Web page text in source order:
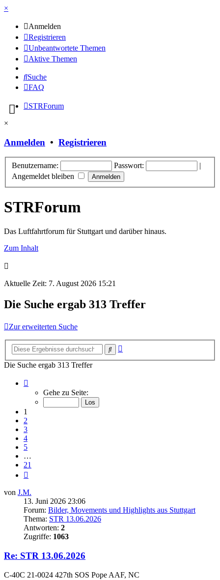
×
Anmelden
Registrieren
Unbeantwortete Themen
Aktive Themen
Suche
FAQ
STRForum
×
Anmelden • Registrieren
Benutzername: Passwort:
|
Angemeldet bleiben
STRForum
Das Luftfahrtforum für Stuttgart und darüber hinaus.
Zum Inhalt
Aktuelle Zeit: 7. August 2026 15:21
Die Suche ergab 313 Treffer
Zur erweiterten Suche
Suche
Die Suche ergab 313 Treffer
von
Gehe zu Seite:
1
2
3
4
5
…
21
von J.M.
13. Juni 2026 23:06
Forum: Bilder, Movements und Highlights aus Stuttgart
Thema: STR 13.06.2026
Antworten: 2
Zugriffe: 1063
Re: STR 13.06.2026
C-40C 21-0024 427th SOS Pope AAF, NC